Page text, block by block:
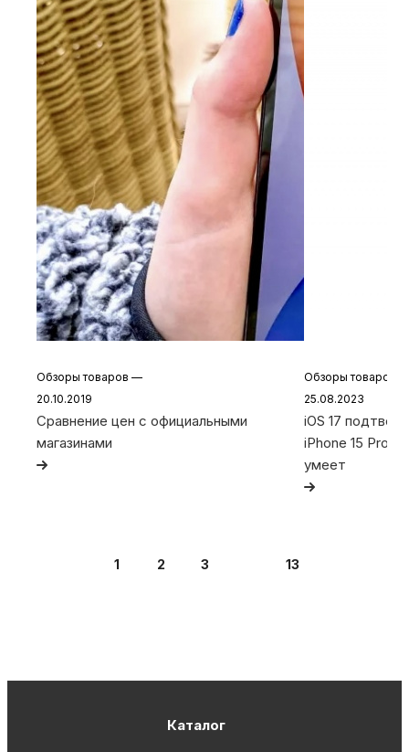
Обзоры товаров —
20.10.2019
Сравнение цен с официальными
магазинами
Обзоры товаров
25.08.2023
iOS 17
iPhone 15 Pro и
умеет
1 2 3 13
Каталог